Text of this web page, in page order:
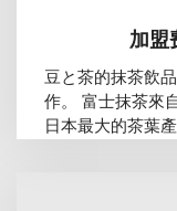
加盟
豆と茶的抹茶飲
作。 富士抹茶來
日本最大的茶葉產